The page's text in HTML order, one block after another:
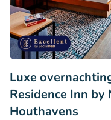
Luxe
Residence Inn
Houthavens